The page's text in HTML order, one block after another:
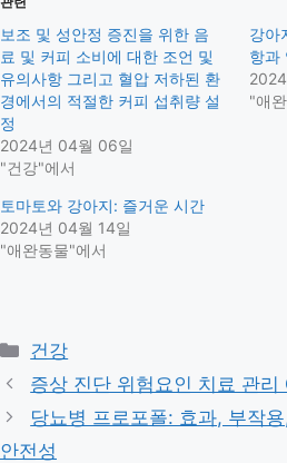
보조 및 성안정 증진을 위한 음
료 및 커피 소비에 대한 조언 및
유의사항 그리고 혈압 저하된 환
경에서의 적절한 커피 섭취량 설
정
2024년 04월 06일
"건강"에서
강아
항과
"애
토마토와 강아지: 즐거운 시간
2024년 04월 14일
"애완동물"에서
Categories
건강
증상 진단 위험요인 치료 관리
당뇨병 프로포폴: 효과, 부작
안전성